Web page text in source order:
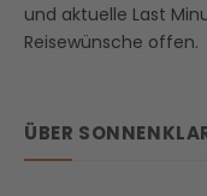
und aktuelle Last
Reisewünsche offen.
ÜBER